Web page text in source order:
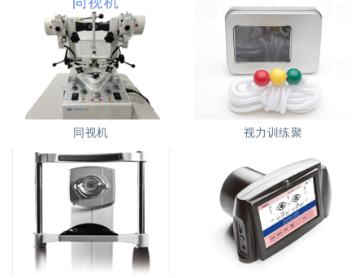
同视机 视力训练聚